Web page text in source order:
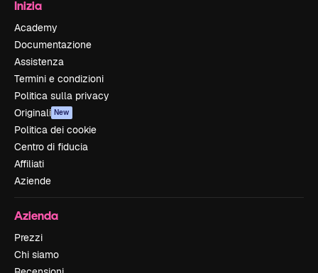
Inizia
Academy
Documentazione
Assistenza
Termini e condizioni
Politica sulla privacy
Originali New
Politica dei cookie
Centro di fiducia
Affiliati
Aziende
Azienda
Prezzi
Chi siamo